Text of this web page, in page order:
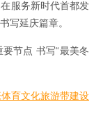
服务新时代首都发
写延庆篇章。
节点 书写“最美冬
育文化旅游带建设